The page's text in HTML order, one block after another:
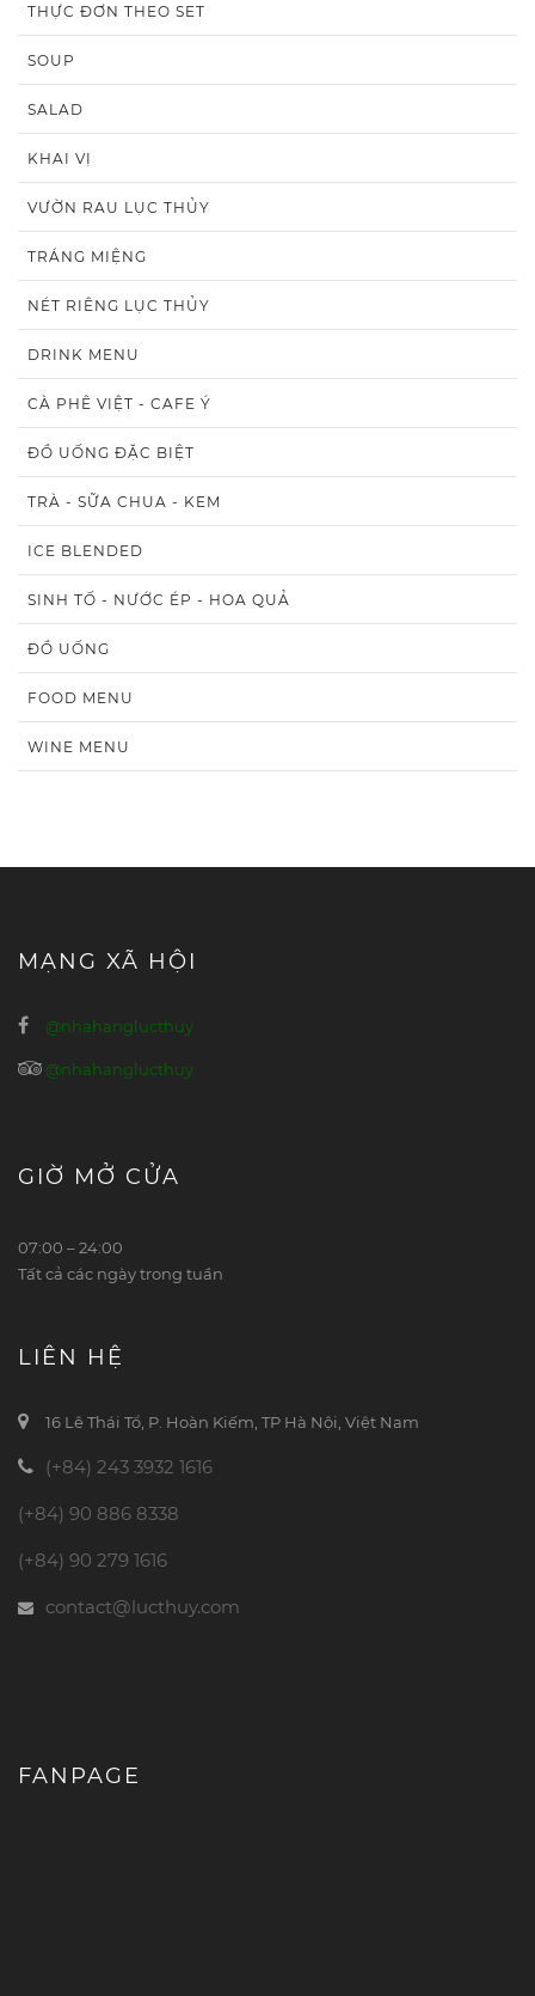
THỰC ĐƠN THEO SET
SOUP
SALAD
KHAI VỊ
VƯỜN RAU LỤC THỦY
TRÁNG MIỆNG
NÉT RIÊNG LỤC THỦY
DRINK MENU
CÀ PHÊ VIỆT - CAFE Ý
ĐỒ UỐNG ĐẶC BIỆT
TRÀ - SỮA CHUA - KEM
ICE BLENDED
SINH TỐ - NƯỚC ÉP - HOA QUẢ
ĐỒ UỐNG
FOOD MENU
WINE MENU
MẠNG XÃ HỘI
@nhahanglucthuy
@nhahanglucthuy
GIỜ MỞ CỬA
07:00 – 24:00
Tất cả các ngày trong tuần
LIÊN HỆ
16 Lê Thái Tổ, P. Hoàn Kiếm, TP Hà Nội, Việt Nam
(+84) 243 3932 1616
(+84) 90 886 8338
(+84) 90 279 1616
contact@lucthuy.com
FANPAGE